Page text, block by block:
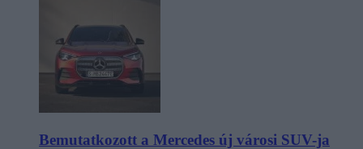
Bemutatkozott a Mercedes új városi SUV-ja